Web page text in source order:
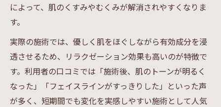
によって、肌のくすみやむくみが解消されやすくなりま
す。
実際の施術では、優しく肌をほぐしながら有効成分を浸
透させるため、リラクゼーション効果も高いのが特徴で
す。利用者の口コミでは「施術後、肌のトーンが明るく
なった」「フェイスラインがすっきりした」といった声
が多く、短期間でも変化を実感しやすい施術として人気